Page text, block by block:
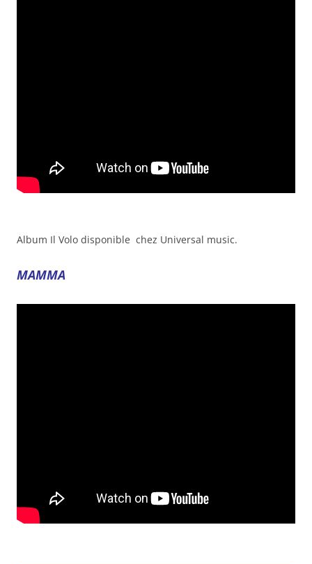
Album Il Volo disponible chez Universal music.
MAMMA